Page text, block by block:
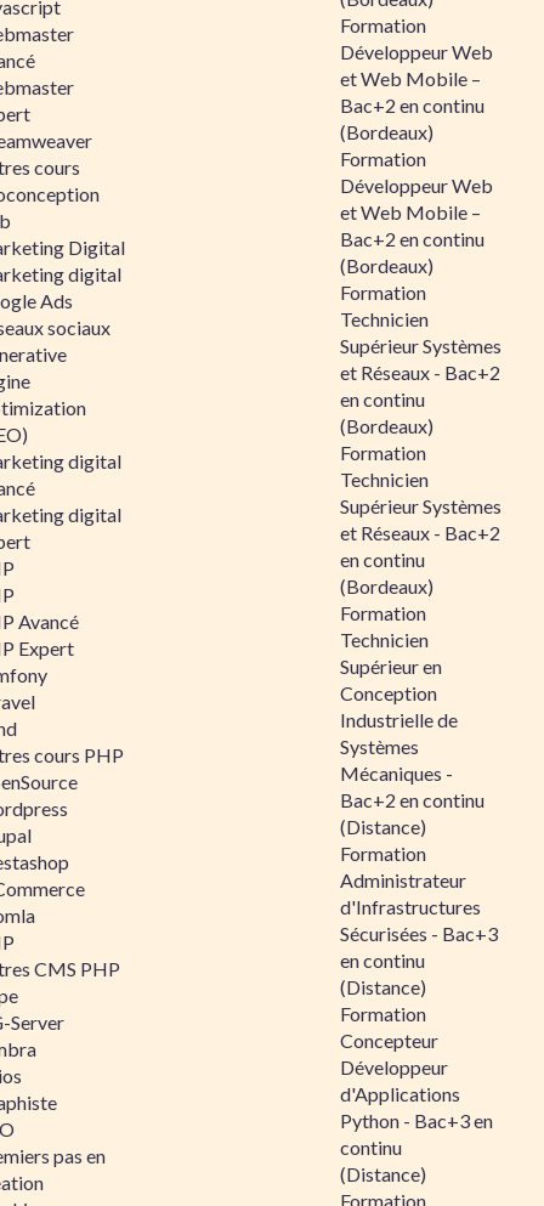
cours
Digital
digital
Ads
sociaux
digital
digital
Avancé
Expert
cours PHP
CMS PHP
Server
pas en
Formation
Développeur Web
et Web Mobile –
Bac+2 en continu
(Bordeaux)
Formation
Développeur Web
et Web Mobile –
Bac+2 en continu
(Bordeaux)
Formation
Technicien
Supérieur Systèmes
et Réseaux - Bac+2
en continu
(Bordeaux)
Formation
Technicien
Supérieur Systèmes
et Réseaux - Bac+2
en continu
(Bordeaux)
Formation
Technicien
Supérieur en
Conception
Industrielle de
Systèmes
Mécaniques -
Bac+2 en continu
(Distance)
Formation
Administrateur
d'Infrastructures
Sécurisées - Bac+3
en continu
(Distance)
Formation
Concepteur
Développeur
d'Applications
Python - Bac+3 en
continu
(Distance)
Formation